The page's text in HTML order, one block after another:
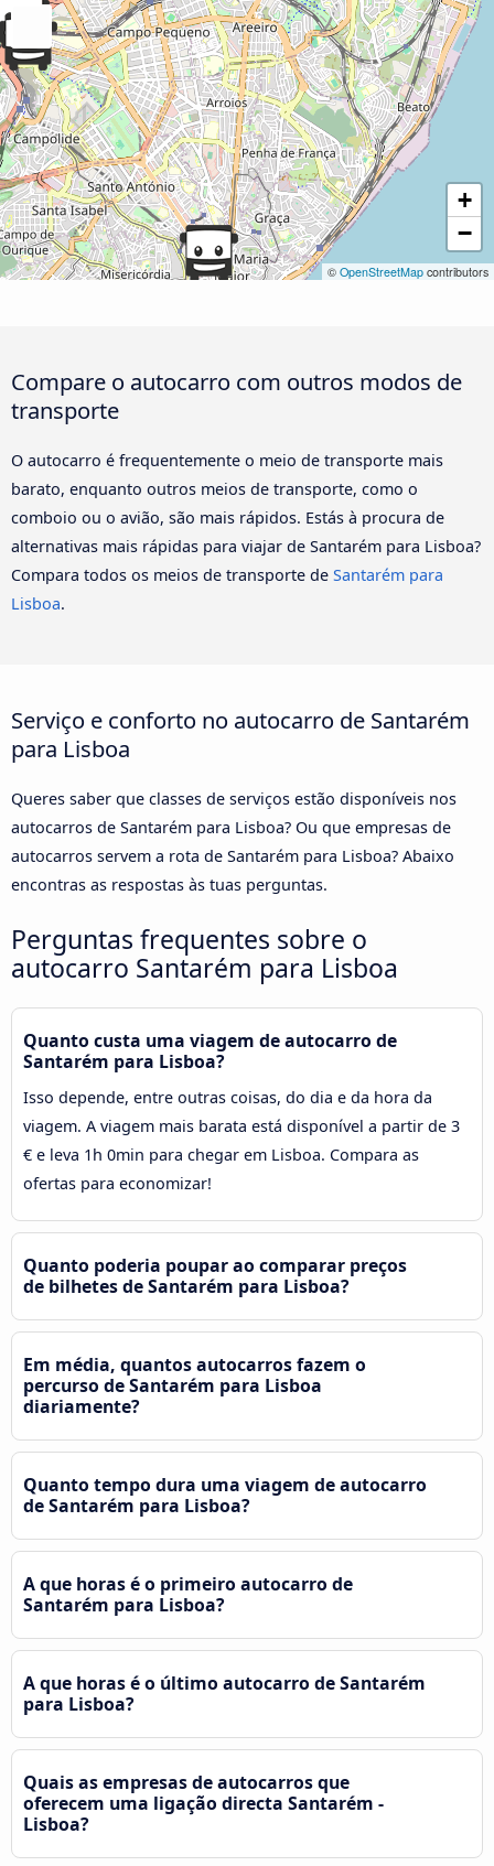
+
−
© OpenStreetMap contributors
Compare o autocarro com outros modos de
transporte
O autocarro é frequentemente o meio de transporte mais
barato, enquanto outros meios de transporte, como o
comboio ou o avião, são mais rápidos. Estás à procura de
alternativas mais rápidas para viajar de Santarém para Lisboa?
Compara todos os meios de transporte de Santarém para
Lisboa.
Serviço e conforto no autocarro de Santarém
para Lisboa
Queres saber que classes de serviços estão disponíveis nos
autocarros de Santarém para Lisboa? Ou que empresas de
autocarros servem a rota de Santarém para Lisboa? Abaixo
encontras as respostas às tuas perguntas.
Perguntas frequentes sobre o
autocarro Santarém para Lisboa
Quanto custa uma viagem de autocarro de
Santarém para Lisboa?
Isso depende, entre outras coisas, do dia e da hora da
viagem. A viagem mais barata está disponível a partir de 3
€ e leva 1h 0min para chegar em Lisboa. Compara as
ofertas para economizar!
Quanto poderia poupar ao comparar preços
de bilhetes de Santarém para Lisboa?
Em média, quantos autocarros fazem o
percurso de Santarém para Lisboa
diariamente?
Quanto tempo dura uma viagem de autocarro
de Santarém para Lisboa?
A que horas é o primeiro autocarro de
Santarém para Lisboa?
A que horas é o último autocarro de Santarém
para Lisboa?
Quais as empresas de autocarros que
oferecem uma ligação directa Santarém -
Lisboa?